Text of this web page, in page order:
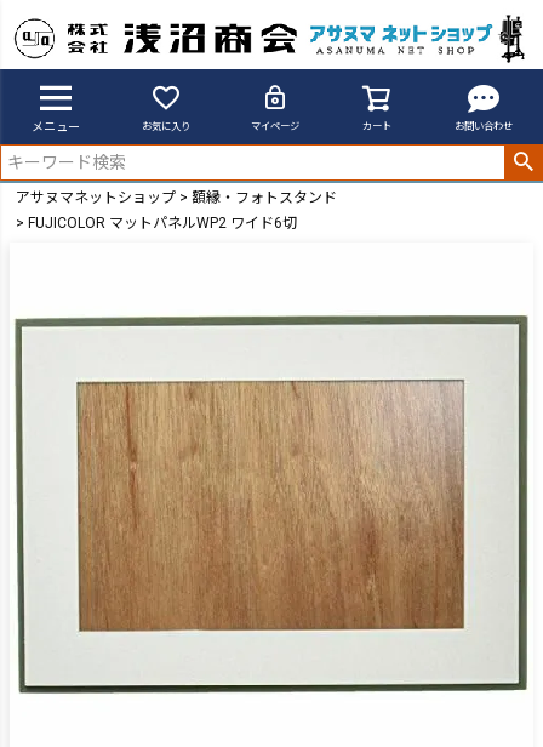
メニュー お気に入り マイページ カート お問い合わせ
アサヌマネットショップ
額縁・フォトスタンド
FUJICOLOR マットパネルWP2 ワイド6切